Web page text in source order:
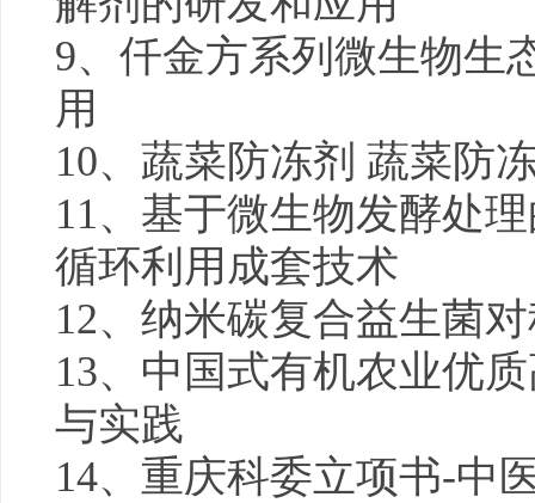
9、仟金方系列微生物生
用
10、蔬菜防冻剂 蔬菜防
11、基于微生物发酵处
循环利用成套技术
12、纳米碳复合益生菌
13、中国式有机农业优
与实践
14、重庆科委立项书-中